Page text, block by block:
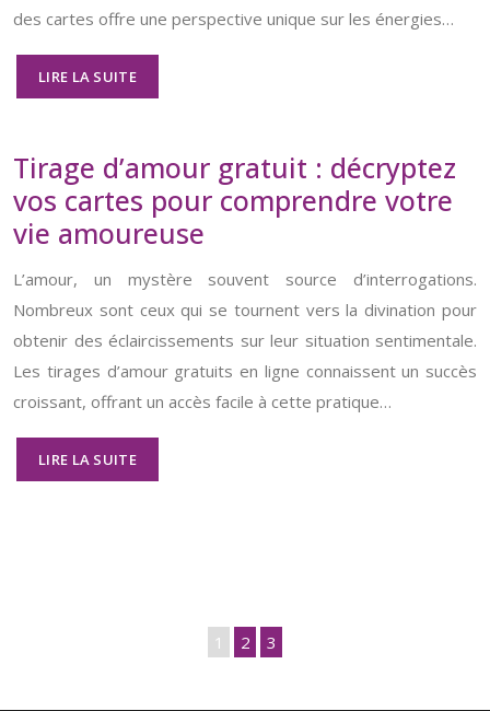
des cartes offre une perspective unique sur les énergies…
LIRE LA SUITE
Tirage d’amour gratuit : décryptez
vos cartes pour comprendre votre
vie amoureuse
L’amour, un mystère souvent source d’interrogations.
Nombreux sont ceux qui se tournent vers la divination pour
obtenir des éclaircissements sur leur situation sentimentale.
Les tirages d’amour gratuits en ligne connaissent un succès
croissant, offrant un accès facile à cette pratique…
LIRE LA SUITE
1 2 3